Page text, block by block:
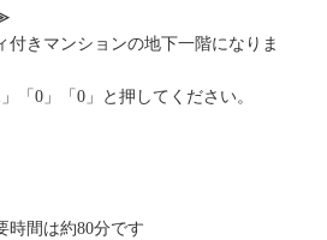
付きマンションの地下一階になりま
「0」「0」と押してください。
時間は約80分です